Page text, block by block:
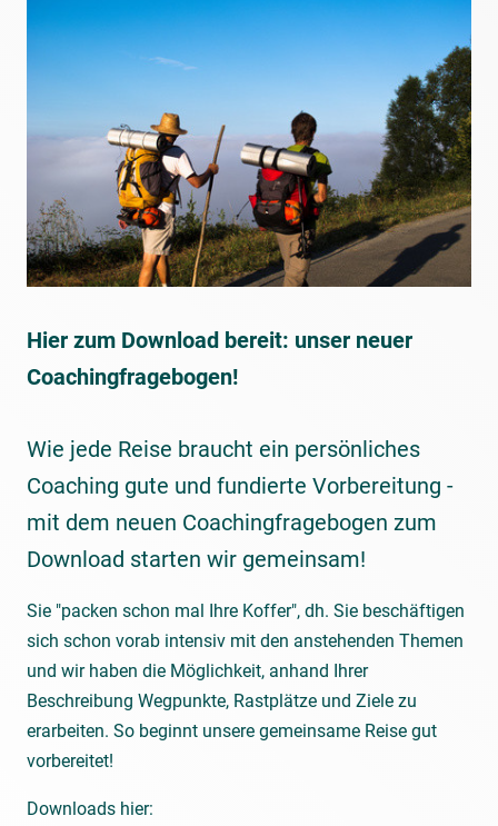
Hier zum Download bereit: unser neuer
Coachingfragebogen!
Wie jede Reise braucht ein persönliches
Coaching gute und fundierte Vorbereitung -
mit dem neuen Coachingfragebogen zum
Download starten wir gemeinsam!
Sie "packen schon mal Ihre Koffer", dh. Sie beschäftigen
sich schon vorab intensiv mit den anstehenden Themen
und wir haben die Möglichkeit, anhand Ihrer
Beschreibung Wegpunkte, Rastplätze und Ziele zu
erarbeiten. So beginnt unsere gemeinsame Reise gut
vorbereitet!
Downloads hier: